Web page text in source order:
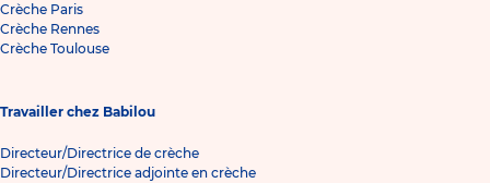
Crèche Paris
Crèche Rennes
Crèche Toulouse
Travailler chez Babilou
Directeur/Directrice de crèche
Directeur/Directrice adjointe en crèche